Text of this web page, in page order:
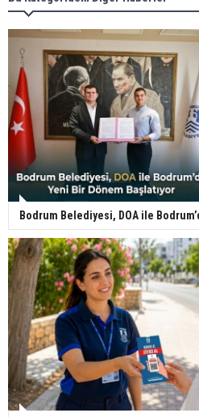
Bodrum Belediyesi, DOA ile